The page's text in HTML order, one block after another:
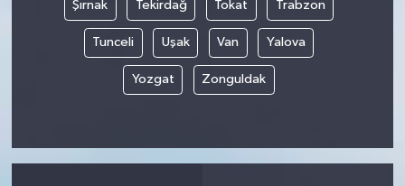
Şırnak Tekirdağ Tokat Trabzon
Tunceli Uşak Van Yalova
Yozgat Zonguldak